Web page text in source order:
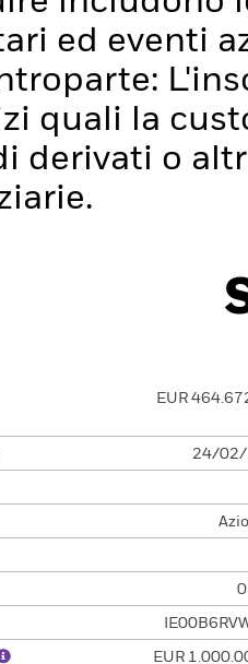
ed eventi
quali la
derivati o
EUR
24/02/
EUR